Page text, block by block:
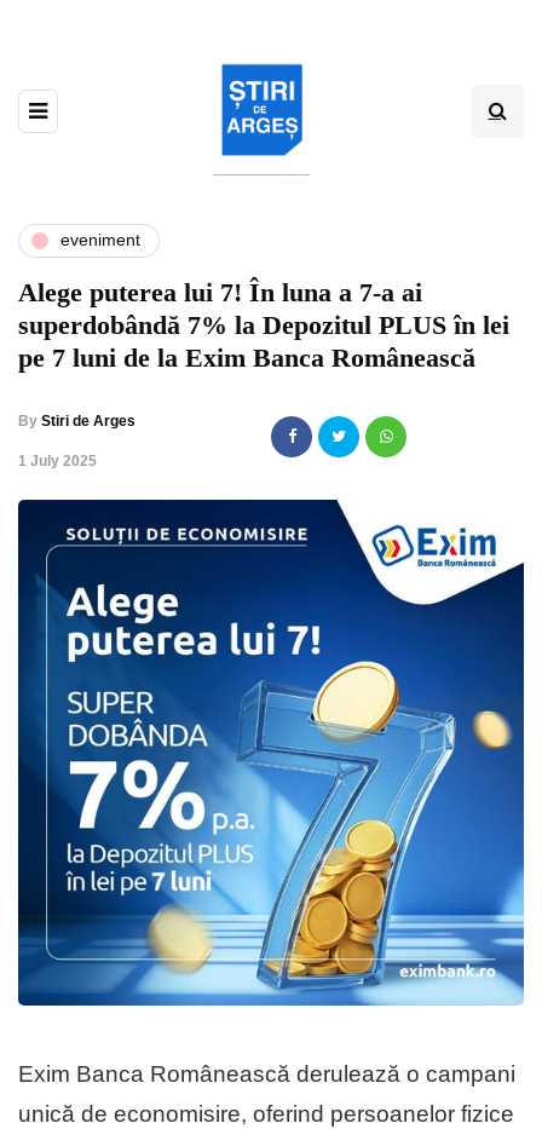
eveniment
Alege puterea lui 7! În luna a 7-a ai
superdobândă 7% la Depozitul PLUS în lei
pe 7 luni de la Exim Banca Românească
By Stiri de Arges
,1 July 2025
Exim Banca Românească derulează o campani
unică de economisire, oferind persoanelor fizice